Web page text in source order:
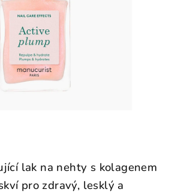
lak na nehty s kolagenem
pro zdravý, lesklý a